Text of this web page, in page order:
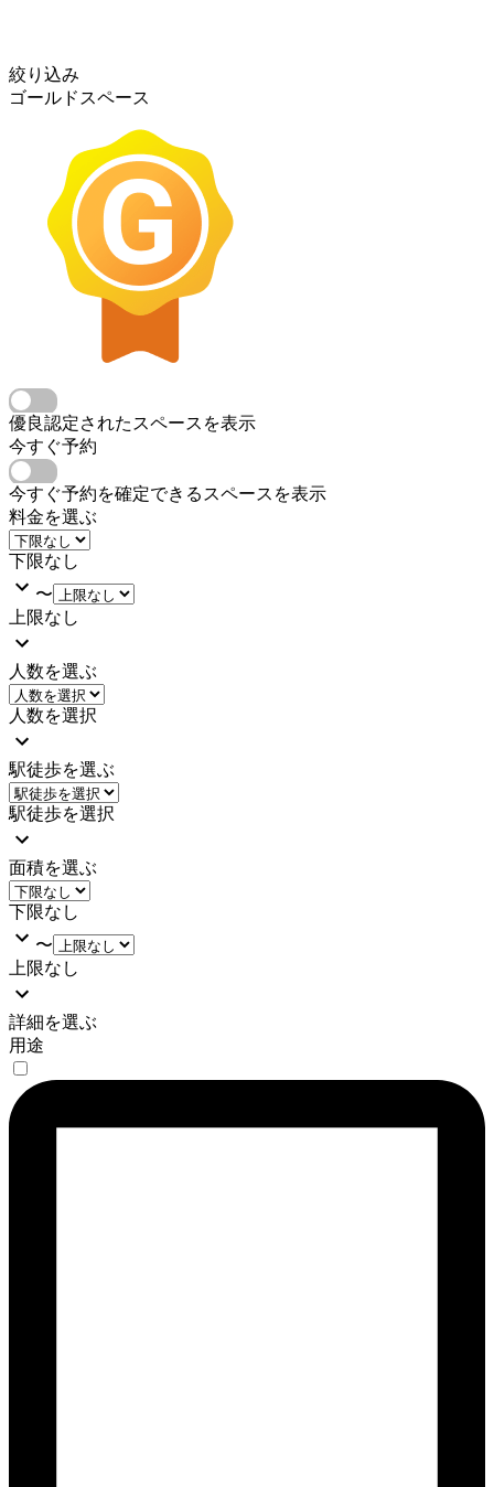
絞り込み
ゴールドスペース
優良認定されたスペースを表示
今すぐ予約
今すぐ予約を確定できるスペースを表示
料金を選ぶ
下限なし
〜
上限なし
人数を選ぶ
人数を選択
駅徒歩を選ぶ
駅徒歩を選択
面積を選ぶ
下限なし
〜
上限なし
詳細を選ぶ
用途